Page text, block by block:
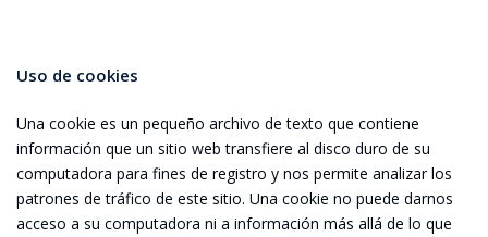
Uso de cookies
Una cookie es un pequeño archivo de texto que contiene
información que un sitio web transfiere al disco duro de su
computadora para fines de registro y nos permite analizar los
patrones de tráfico de este sitio. Una cookie no puede darnos
acceso a su computadora ni a información más allá de lo que